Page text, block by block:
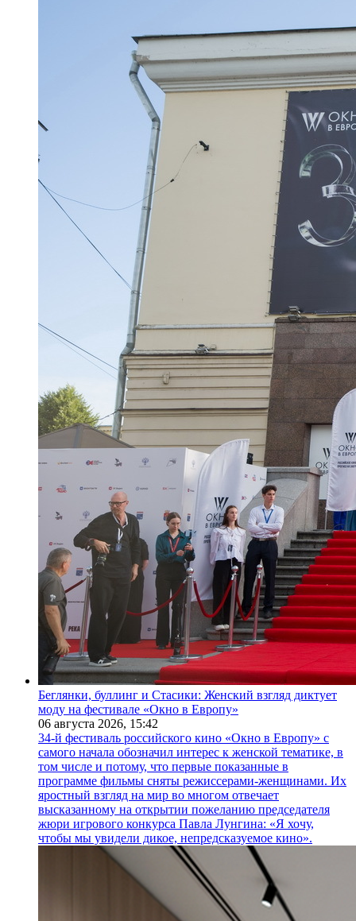
Беглянки, буллинг и Стасики: Женский взгляд диктует
моду на фестивале «Окно в Европу»
06 августа 2026, 15:42
34-й фестиваль российского кино «Окно в Европу» с
самого начала обозначил интерес к женской тематике, в
том числе и потому, что первые показанные в
программе фильмы сняты режиссерами-женщинами. Их
яростный взгляд на мир во многом отвечает
высказанному на открытии пожеланию председателя
жюри игрового конкурса Павла Лунгина: «Я хочу,
чтобы мы увидели дикое, непредсказуемое кино».